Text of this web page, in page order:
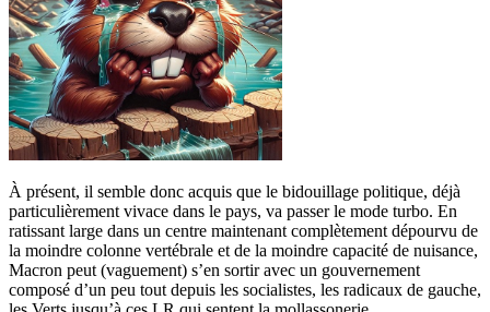
À présent, il semble donc acquis que le bidouillage politique, déjà
particulièrement vivace dans le pays, va passer le mode turbo. En
ratissant large dans un centre maintenant complètement dépourvu de
la moindre colonne vertébrale et de la moindre capacité de nuisance,
Macron peut (vaguement) s’en sortir avec un gouvernement
composé d’un peu tout depuis les socialistes, les radicaux de gauche,